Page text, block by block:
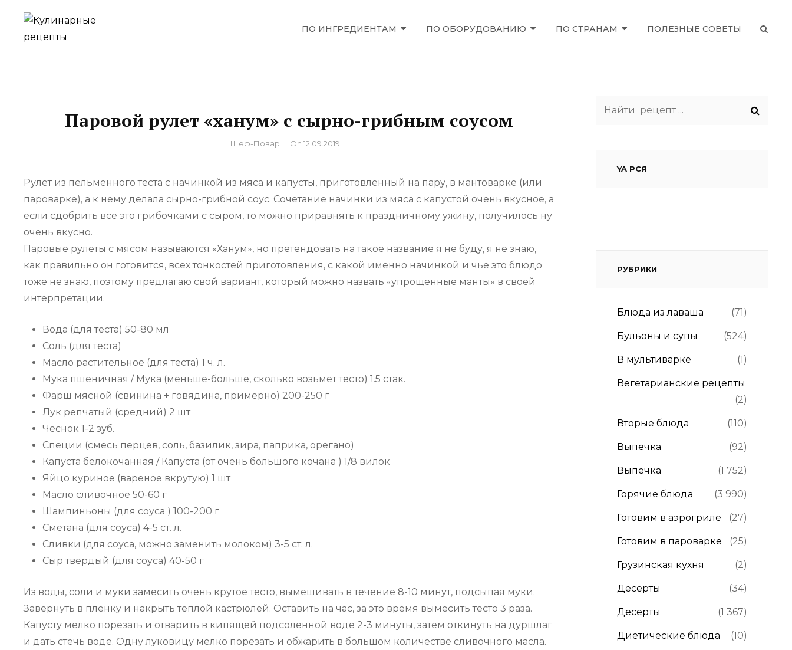
content
ПО ИНГРЕДИЕНТАМ ПО ОБОРУДОВАНИЮ ПО СТРАНАМ ПОЛЕЗНЫЕ СОВЕТЫ
Паровой рулет «ханум» с сырно-грибным соусом
By
Шеф-Повар On 12.09.2019
Рулет из пельменного теста с начинкой из мяса и капусты, приготовленный на пару, в мантоварке (или
пароварке), а к нему делала сырно-грибной соус. Сочетание начинки из мяса с капустой очень вкусное, а
если сдобрить все это грибочками с сыром, то можно приравнять к праздничному ужину, получилось ну
очень вкусно.
Паровые рулеты с мясом называются «Ханум», но претендовать на такое название я не буду, я не знаю,
как правильно он готовится, всех тонкостей приготовления, с какой именно начинкой и чье это блюдо
тоже не знаю, поэтому предлагаю свой вариант, который можно назвать «упрощенные манты» в своей
интерпретации.
Вода (для теста) 50-80 мл
Соль (для теста)
Масло растительное (для теста) 1 ч. л.
Мука пшеничная / Мука (меньше-больше, сколько возьмет тесто) 1.5 стак.
Фарш мясной (свинина + говядина, примерно) 200-250 г
Лук репчатый (средний) 2 шт
Чеснок 1-2 зуб.
Специи (смесь перцев, соль, базилик, зира, паприка, орегано)
Капуста белокочанная / Капустa (от очень большого кочана ) 1/8 вилок
Яйцо куриное (вареное вкрутую) 1 шт
Масло сливочное 50-60 г
Шампиньоны (для соуса ) 100-200 г
Сметана (для соуса) 4-5 ст. л.
Сливки (для соуса, можно заменить молоком) 3-5 ст. л.
Сыр твердый (для соуса) 40-50 г
Из воды, соли и муки замесить очень крутое тесто, вымешивать в течение 8-10 минут, подсыпая муки.
Завернуть в пленку и накрыть теплой кастрюлей. Оставить на час, за это время вымесить тесто 3 раза.
Капусту мелко порезать и отварить в кипящей подсоленной воде 2-3 минуты, затем откинуть на дуршлаг
и дать стечь воде. Одну луковицу мелко порезать и обжарить в большом количестве сливочного масла.
Search
YA РСЯ
РУБРИКИ
Блюда из лаваша (71)
Бульоны и супы (524)
В мультиварке (1)
Вегетарианские рецепты
(2)
Вторые блюда (110)
Выпечка (92)
Выпечка (1 752)
Горячие блюда (3 990)
Готовим в аэрогриле (27)
Готовим в пароварке (25)
Грузинская кухня (2)
Десерты (34)
Десерты (1 367)
Диетические блюда (10)